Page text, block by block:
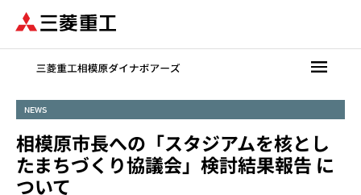
ン
NEWS
相模原市長への「スタジアムを核とし
たまちづくり協議会」検討結果報告 に
ついて